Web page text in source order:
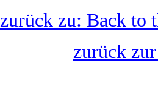
zurück zu: Back to
zurück